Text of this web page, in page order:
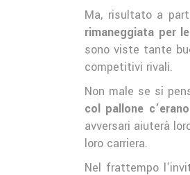
Ma, risultato a
rimaneggiata per
sono viste tante
competitivi rivali.
Non male se si
col pallone
avversari aiuterà
loro carriera.
Nel frattempo